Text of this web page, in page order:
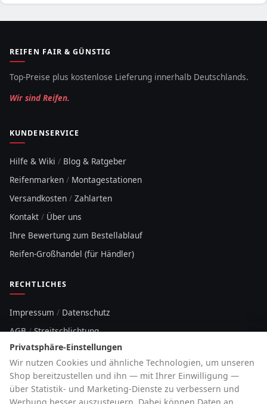
REIFEN FAIR & GÜNSTIG
Top-Preise plus kostenlose Lieferung innerhalb Deutschlands.
Wir sind Reifen.
KUNDENSERVICE
Hilfe & Wiki / Blog & Ratgeber
Reifenmarken / Montagestationen
Versandkosten / Zahlarten
Kontakt / Über uns
Ihre Bewertung zum Bestellablauf
Reifen-Großhandel (für Händler)
RECHTLICHES
Impressum / Datenschutz
AGB/Streitschlichtung
Sitemap
Cookie-Hinweis
HOTLINE
Privatsphäre-Einstellungen
Wir nutzen Cookies und ähnliche Technologien, um unseren
Shop bereitzustellen und ihn — mit Ihrer Einwilligung —
über Statistik- und Marketing-Dienste zu verbessern und